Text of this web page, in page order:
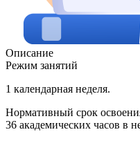
Описание
Режим занятий
1 календарная неделя.
Нормативный срок
36 академических часов в